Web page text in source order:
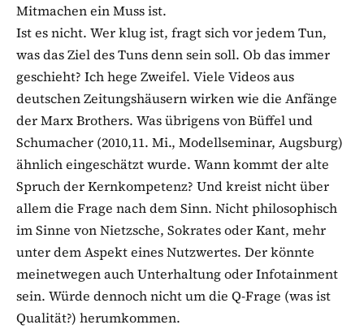
Mitmachen ein Muss ist.
Ist es nicht. Wer klug ist, fragt sich vor jedem Tun,
was das Ziel des Tuns denn sein soll. Ob das immer
geschieht? Ich hege Zweifel. Viele Videos aus
deutschen Zeitungshäusern wirken wie die Anfänge
der Marx Brothers. Was übrigens von Büffel und
Schumacher (2010,11. Mi., Modellseminar, Augsburg)
ähnlich eingeschätzt wurde. Wann kommt der alte
Spruch der Kernkompetenz? Und kreist nicht über
allem die Frage nach dem Sinn. Nicht philosophisch
im Sinne von Nietzsche, Sokrates oder Kant, mehr
unter dem Aspekt eines Nutzwertes. Der könnte
meinetwegen auch Unterhaltung oder Infotainment
sein. Würde dennoch nicht um die Q-Frage (was ist
Qualität?) herumkommen.